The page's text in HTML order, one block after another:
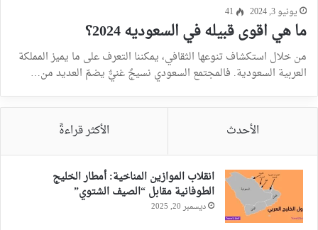
يونيو 3, 2024 41
ما هي اقوى قبيله في السعوديه 2024؟
من خلال استكشاف تنوعها الثقافي، يمكننا التعرف على ما يميز المملكة
العربية السعودية. فالمجتمع السعودي نسيجٌ غنيٌّ يضمّ العديد من…
الأحدث الأكثر قراءةً
انقلاب الموازين المناخية: أمطار الخليج
الطوفانية مقابل “الصيف الشتوي”
ديسمبر 20, 2025